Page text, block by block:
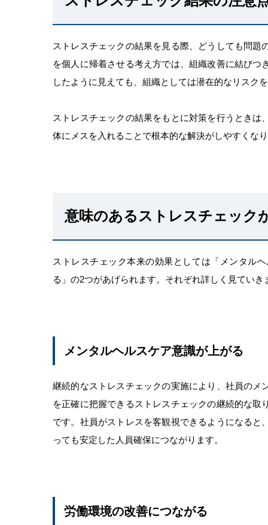
ストレスチェックの結果を見る際、どうしても問
を個人に帰着させる考え方では、組織改善に結び
したように見えても、組織としては潜在的なリスク
ストレスチェックの結果をもとに対策を行うとき
体にメスを入れることで根本的な解決がしやすくな
意味のあるストレスチェック
ストレスチェック本来の効果としては「メンタル
る」の2つがあげられます。それぞれ詳しく見ていき
メンタルヘルスケア意識が上がる
継続的なストレスチェックの実施により、社員の
を正確に把握できるストレスチェックの継続的な
です。社員がストレスを客観視できるようになる
っても安定した人員確保につながります。
労働環境の改善につながる